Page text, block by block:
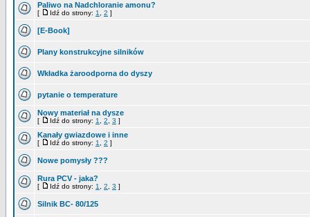
Paliwo na Nadchloranie amonu?
[ Idź do strony: 1 2 ]
[E-Book]
Plany konstrukcyjne silników
Wkładka żaroodporna do dyszy
pytanie o temperature
Nowy materiał na dysze
[ Idź do strony: 1 2 3 ]
Kanały gwiazdowe i inne
[ Idź do strony: 1 2 ]
Nowe pomysły ???
Rura PCV - jaka?
[ Idź do strony: 1 2 3 ]
Silnik BC- 80/125